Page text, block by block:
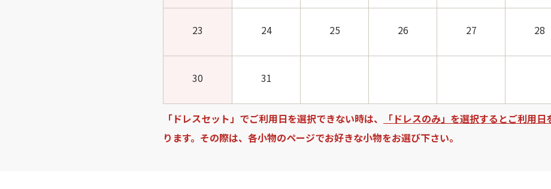
23 24 25 26 27 28
30 31
「ドレスセット」でご利用日を選択できない時は、 「ドレスのみ」を選択するとご利用日
ります。その際は、各小物のページでお好きな小物をお選び下さい。